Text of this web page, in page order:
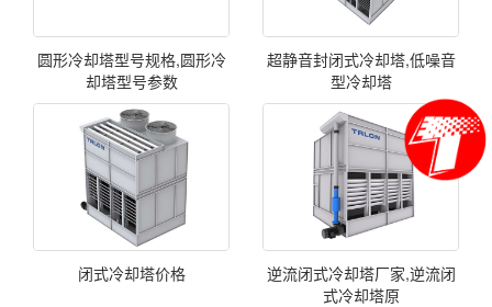
圆形冷却塔型号规格,圆形冷
却塔型号参数
超静音封闭式冷却塔,低噪音
型冷却塔
闭式冷却塔价格
逆流闭式冷却塔厂家,逆流闭
式冷却塔原